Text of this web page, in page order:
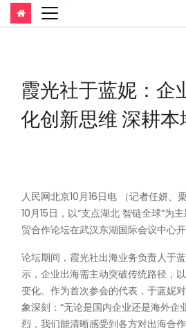
霞光社于蓝妮：企
化创新思维 深耕本
人民网北京10月16日电 （记者任妍、
10月15日，以“支点湖北 智链全球”为
贸合作论坛在武汉东湖国际会议中心开
论坛期间，霞光社出海业务负责人于
示，企业出海需主动突破传统路径，
变化。作为首次参会的代表，于蓝妮
象深刻：“无论是国内企业还是海外企
烈，我们能清晰感受到各方对出海合